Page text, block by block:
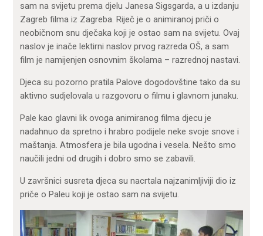
sam na svijetu prema djelu Janesa Sigsgarda, a u izdanju
Zagreb filma iz Zagreba. Riječ je o animiranoj priči o
neobičnom snu dječaka koji je ostao sam na svijetu. Ovaj
naslov je inače lektirni naslov prvog razreda OŠ, a sam
film je namijenjen osnovnim školama – razrednoj nastavi.
Djeca su pozorno pratila Palove dogodovštine tako da su
aktivno sudjelovala u razgovoru o filmu i glavnom junaku.
Pale kao glavni lik ovoga animiranog filma djecu je
nadahnuo da spretno i hrabro podijele neke svoje snove i
maštanja. Atmosfera je bila ugodna i vesela. Nešto smo
naučili jedni od drugih i dobro smo se zabavili.
U završnici susreta djeca su nacrtala najzanimljiviji dio iz
priče o Paleu koji je ostao sam na svijetu.